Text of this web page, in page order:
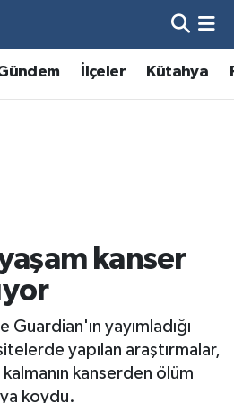
İlçeler Kütahya
kanser
yayımladığı
yapılan araştırmalar,
kanserden ölüm
koydu.
ve Fikstür